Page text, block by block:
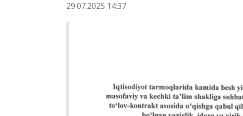
29.07.2025 14:37